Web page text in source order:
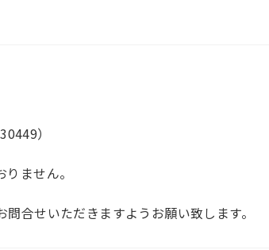
）
ません​​。
合せいただきますようお願い致します。